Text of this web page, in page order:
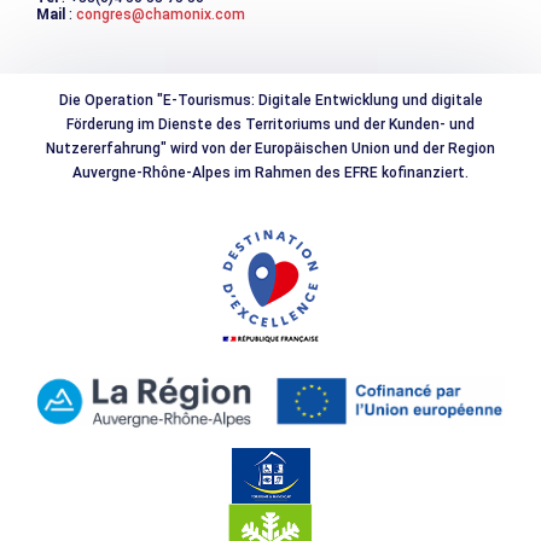
Polsterpflanzen, die perfekt an die extremen Bedingungen
Vorschriften :
- Hunde verboten
- Abfall verboten
- Feuer verboten
- Camping verboten, Reservierung für Biwak erforderlich.
- Baden in den Seen Blancs und Chéserys verboten.
- Alle akustischen Geräte verboten
- Inschriften auf Felsen, Markierungen und Schilder sind
- Jegliche Werbung mit Bezug auf das Naturschutzgebiet
ist verboten.
- Verbotene Arbeiten, einschließlich der Ausstattung mit
- Versammlungen und Demonstrationen
Mail : congres@chamonix.com
Die Operation "E-Tourismus: Digitale Entwicklung und digitale
Förderung im Dienste des Territoriums und der Kunden- und
Nutzererfahrung" wird von der Europäischen Union und der Region
Auvergne-Rhône-Alpes im Rahmen des EFRE kofinanziert.